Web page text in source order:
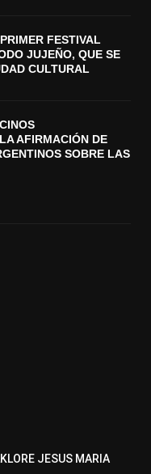
FESTIVAL
JUJEÑO, QUE SE
CULTURAL
AFIRMACIÓN DE
SOBRE LAS
JESUS MARIA